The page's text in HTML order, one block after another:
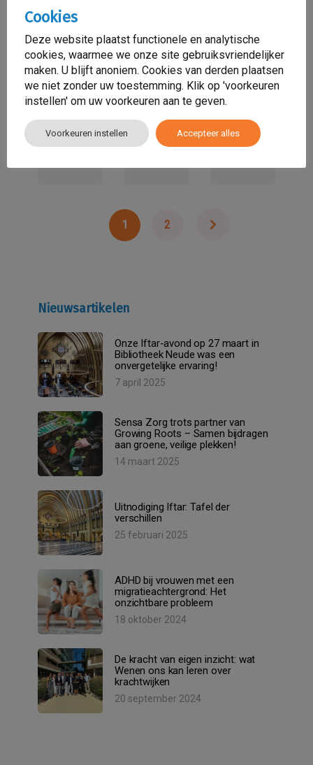
zich
aan
bij
Social
Enterprise
Lees
meer
Lees
meer
1 2
Nieuwsartikelen
Onze Iftar-avond op 27 maart in
Bibliotheek Neude was een
onvergetelijke ervaring!
7 april 2025
Sensa Zorg trots partner van
Growing Roots – Samen bijdragen
aan groene, veilige plekken!
14 maart 2025
Uitnodiging Iftar: Tafel der
verschillen
25 februari 2025
ADHD bij vrouwen met een
migratieachtergrond: Het
onzichtbare probleem
18 oktober 2024
De kracht van eigen inzicht: wat
Wenen ons kan leren over
krachtwijken
20 september 2024
Cookies
Deze website plaatst functionele en analytische
cookies, waarmee we onze site gebruiksvriendelijker
maken. U blijft anoniem. Cookies van derden plaatsen
we niet zonder uw toestemming. Klik op 'voorkeuren
instellen' om uw voorkeuren aan te geven.
Voorkeuren instellen Accepteer alles